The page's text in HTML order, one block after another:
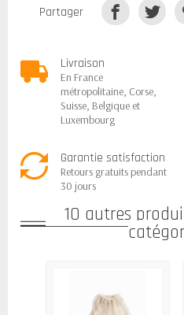
Partager
Livraison
En France
métropolitaine, Corse,
Suisse, Belgique et
Luxembourg
Garantie satisfaction
Retours gratuits pendant
30 jours
10 autres